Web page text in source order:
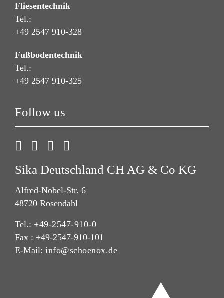
Fliesentechnik
Tel.:
+49 2547 910-328
Fußbodentechnik
Tel.:
+49 2547 910-325
Follow us
Sika Deutschland CH AG & Co KG
Alfred-Nobel-Str. 6
48720 Rosendahl
Tel.: +49-2547-910-0
Fax : +49-2547-910-101
E-Mail: info@schoenox.de